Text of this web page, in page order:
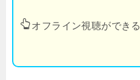
オフライン視聴ができる